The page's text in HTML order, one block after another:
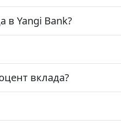
в Yangi Bank?
вклада?